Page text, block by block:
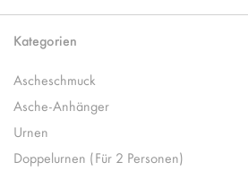
Kategorien
Ascheschmuck
Asche-Anhänger
Urnen
Doppelurnen (Für 2 Personen)